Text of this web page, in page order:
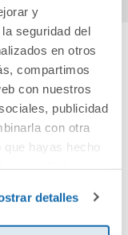
y
seguridad del
en otros
compartimos
con nuestros
publicidad
con otra
hayas hecho
detalles